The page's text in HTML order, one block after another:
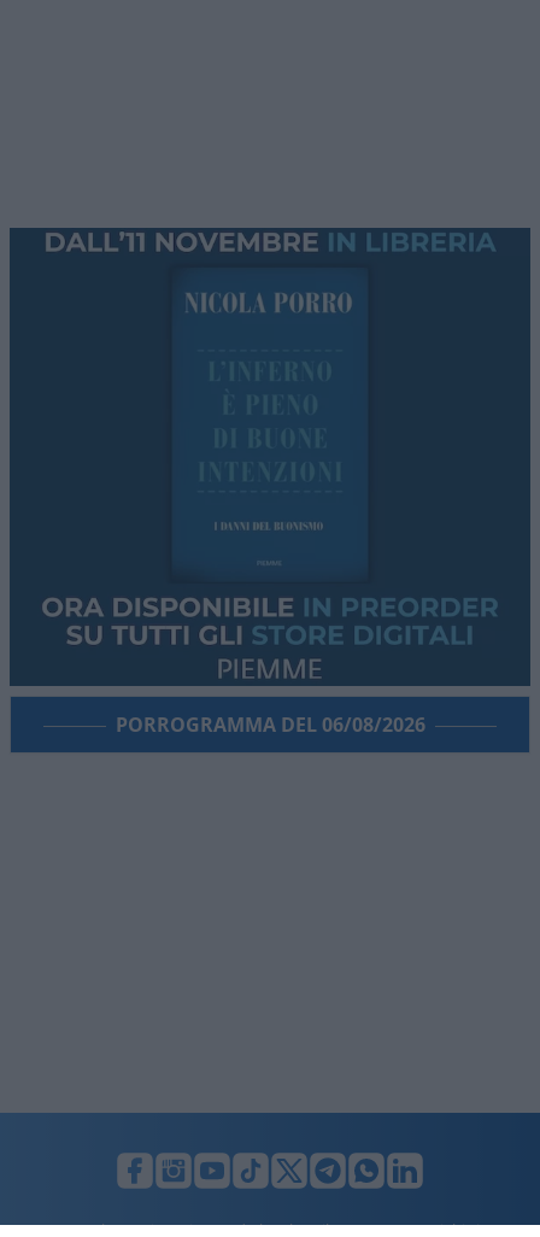
PORROGRAMMA DEL 06/08/2026
LUNIFIN S.r.l. a socio unico. Sede legale Milano, Largo F. Richini, 2/A,